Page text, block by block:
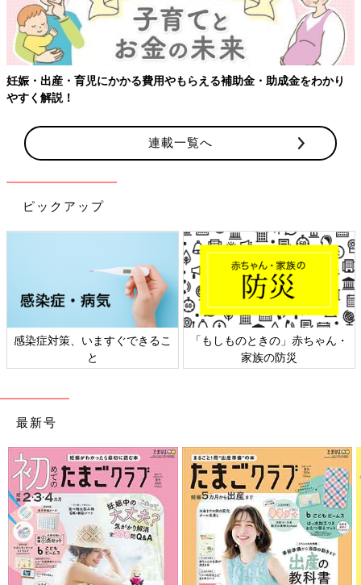
妊娠・出産・育児にかかる費用やもらえる補助金・助成金をわかり
やすく解説！
連載一覧へ
ピックアップ
感染症対策、いますぐできるこ
と
「もしものときの」赤ちゃん・
家族の防災
最新号